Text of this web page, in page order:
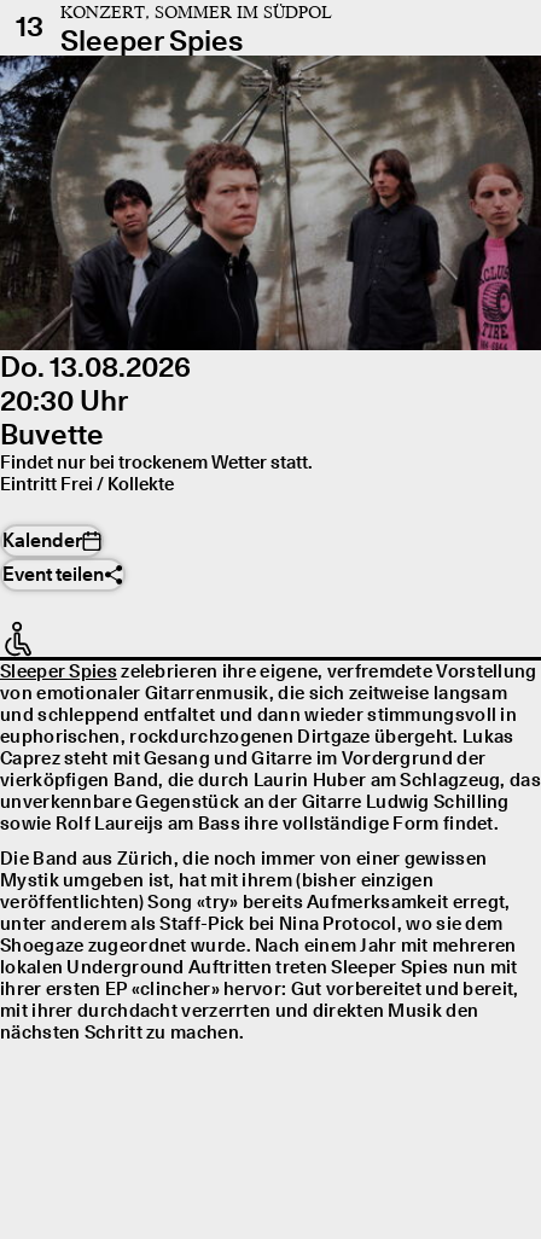
13
KONZERT, SOMMER IM SÜDPOL
Sleeper Spies
Do. 13.08.2026
20:30 Uhr
Buvette
Findet nur bei trockenem Wetter statt.
Eintritt Frei / Kollekte
Kalender
Event teilen
Sleeper Spieszelebrieren ihre eigene, verfremdete Vorstellung
von emotionaler Gitarrenmusik, die sich zeitweise langsam
und schleppend entfaltet und dann wieder stimmungsvoll in
euphorischen, rockdurchzogenen Dirtgaze übergeht. Lukas
Caprez steht mit Gesang und Gitarre im Vordergrund der
vierköpfigen Band, die durch Laurin Huber am Schlagzeug, das
unverkennbare Gegenstück an der Gitarre Ludwig Schilling
sowie Rolf Laureĳs am Bass ihre vollständige Form findet.
Die Band aus Zürich, die noch immer von einer gewissen
Mystik umgeben ist, hat mit ihrem (bisher einzigen
veröffentlichten) Song «try» bereits Aufmerksamkeit erregt,
unter anderem als Staff-Pick bei Nina Protocol, wo sie dem
Shoegaze zugeordnet wurde. Nach einem Jahr mit mehreren
lokalen Underground Auftritten treten Sleeper Spies nun mit
ihrer ersten EP «clincher» hervor: Gut vorbereitet und bereit,
mit ihrer durchdacht verzerrten und direkten Musik den
nächsten Schritt zu machen.